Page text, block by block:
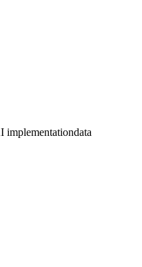
implementationdata